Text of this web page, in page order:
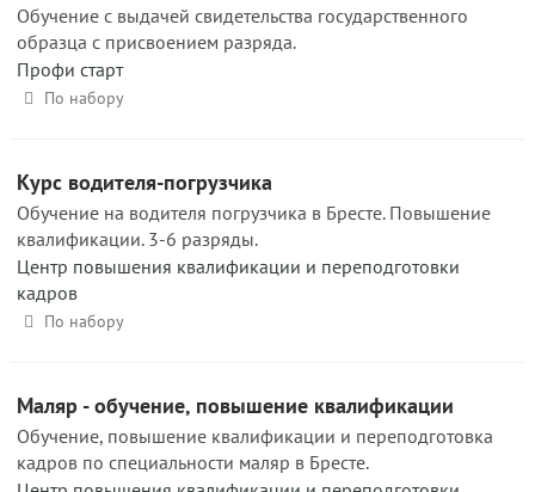
Обучение с выдачей свидетельства государственного
образца с присвоением разряда.
Профи старт
По набору
Курс водителя-погрузчика
Обучение на водителя погрузчика в Бресте. Повышение
квалификации. 3-6 разряды.
Центр повышения квалификации и переподготовки
кадров
По набору
Маляр - обучение, повышение квалификации
Обучение, повышение квалификации и переподготовка
кадров по специальности маляр в Бресте.